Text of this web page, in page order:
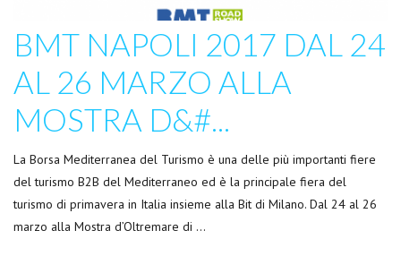
BMT NAPOLI 2017 DAL 24
AL 26 MARZO ALLA
MOSTRA D&#...
La Borsa Mediterranea del Turismo è una delle più importanti fiere
del turismo B2B del Mediterraneo ed è la principale fiera del
turismo di primavera in Italia insieme alla Bit di Milano. Dal 24 al 26
marzo alla Mostra d’Oltremare di …